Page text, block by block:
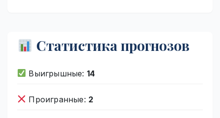
Статистика прогнозов
Выигрышные: 14
Проигранные: 2